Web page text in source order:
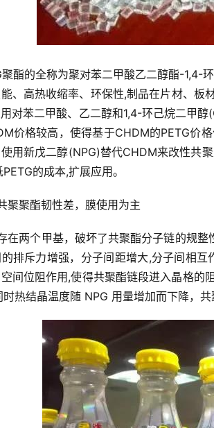
聚酯的全称为聚对苯二甲酸乙二醇酯-1,4-
、高热收缩率、环保性,制品在片材、板
对苯二甲酸、乙二醇和1,4-环己烷二甲
价格较高，使得基于CHDM的PETG价
用新戊二醇(NPG)替代CHDM来改性共
的成本,扩展应用。
聚聚酯韧性差，膜使用为主
在两个甲基，破坏了共聚酯分子链的规
排斥力增强，分子间距增大,分子间相
间位阻作用,使得共聚酯链段进入晶格的
时热结晶温度随 NPG 用量增加而下降，